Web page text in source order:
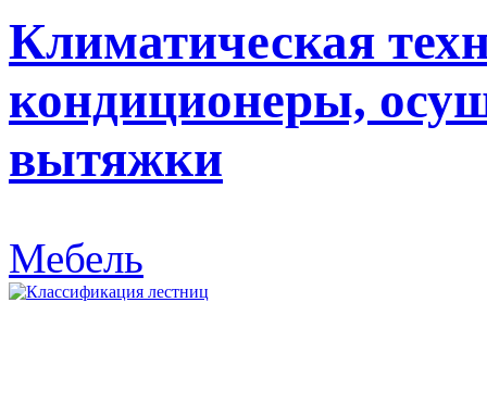
Климатическая
кондиционеры,
вытяжки
Мебель